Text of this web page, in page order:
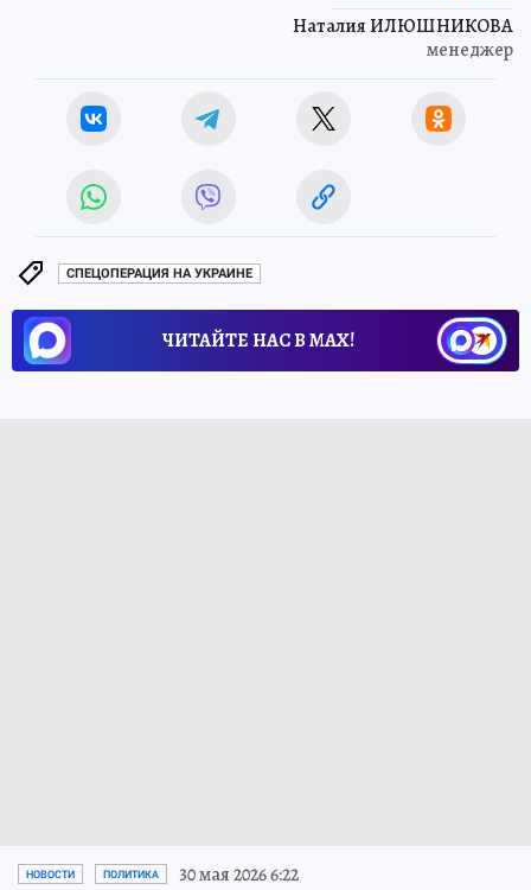
Наталия ИЛЮШНИКОВА
менеджер
СПЕЦОПЕРАЦИЯ НА УКРАИНЕ
ЧИТАЙТЕ НАС В МАХ!
НОВОСТИ ПОЛИТИКА 30 мая 2026 6:22